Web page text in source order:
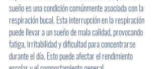
sueño es una condición comúnmente asociada con la
respiración bucal. Esta interrupción en la respiración
puede llevar a un sueño de mala calidad, provocando
fatiga, irritabilidad y dificultad para concentrarse
durante el día. Esto puede afectar el rendimiento